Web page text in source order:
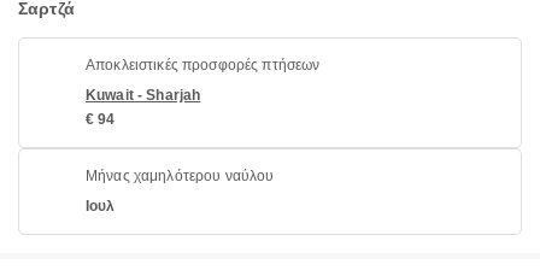
Σαρτζά
Αποκλειστικές προσφορές πτήσεων
Kuwait - Sharjah
€ 94
Μήνας χαμηλότερου ναύλου
Ιουλ